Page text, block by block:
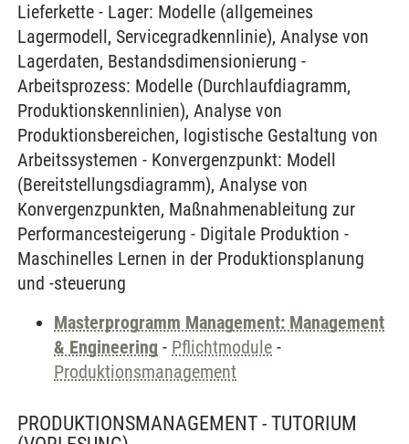
Lieferkette - Lager: Modelle (allgemeines
Lagermodell, Servicegradkennlinie), Analyse von
Lagerdaten, Bestandsdimensionierung -
Arbeitsprozess: Modelle (Durchlaufdiagramm,
Produktionskennlinien), Analyse von
Produktionsbereichen, logistische Gestaltung von
Arbeitssystemen - Konvergenzpunkt: Modell
(Bereitstellungsdiagramm), Analyse von
Konvergenzpunkten, Maßnahmenableitung zur
Performancesteigerung - Digitale Produktion -
Maschinelles Lernen in der Produktionsplanung
und -steuerung
Masterprogramm Management: Management
& Engineering - Pflichtmodule -
Produktionsmanagement
PRODUKTIONSMANAGEMENT - TUTORIUM